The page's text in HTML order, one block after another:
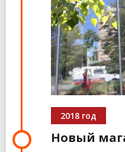
2018 год
Новый